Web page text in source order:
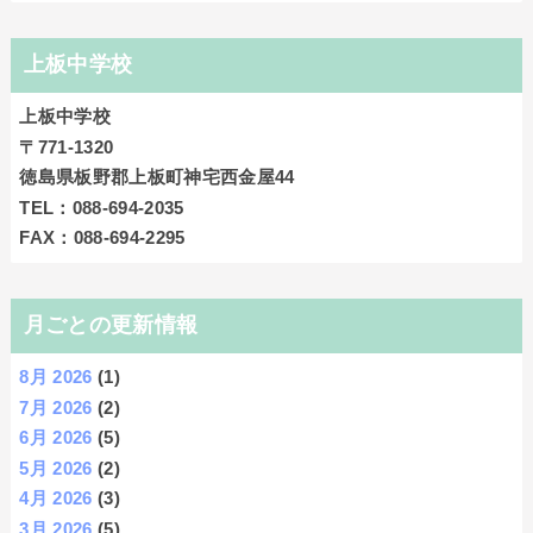
上板中学校
上板中学校
〒771-1320
徳島県板野郡上板町神宅西金屋44
TEL：088-694-2035
FAX：088-694-2295
月ごとの更新情報
8月 2026 (1)
7月 2026 (2)
6月 2026 (5)
5月 2026 (2)
4月 2026 (3)
3月 2026 (5)